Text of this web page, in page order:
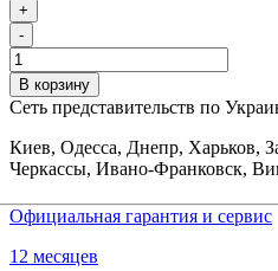
+
-
В корзину
Сеть представительств по
Киев, Одесса, Днепр, Харьков,
Черкассы, Ивано-Франковск,
Официальная гарантия и сервис
12 месяцев